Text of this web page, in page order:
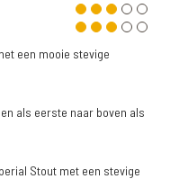
een mooie stevige
als eerste naar boven als
Stout met een stevige